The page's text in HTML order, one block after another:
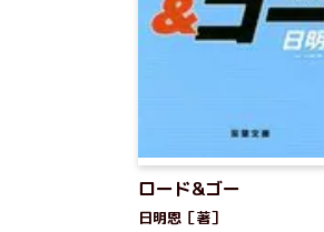
ロード&ゴー
日明恩［著］